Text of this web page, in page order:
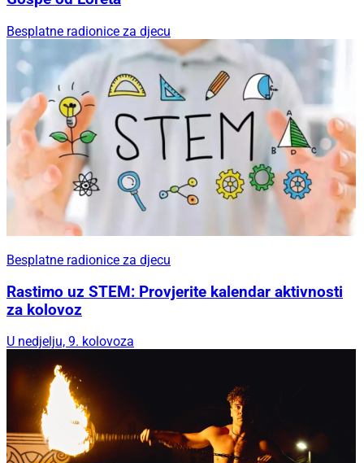
Besplatne radionice za djecu
Besplatne radionice za djecu
Rastimo uz STEM: Provjerite kalendar aktivnosti
za kolovoz
U nedjelju, 9. kolovoza